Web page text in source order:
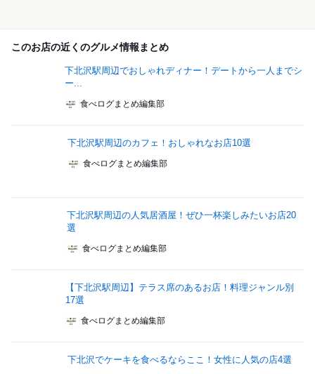
このお店の近くのグルメ情報まとめ
下北沢駅周辺でおしゃれディナー！デートから一人までシ
ー...
食べログまとめ編集部
下北沢駅周辺のカフェ！おしゃれなお店10選
食べログまとめ編集部
下北沢駅周辺の人気居酒屋！ぜひ一杯楽しみたいお店20
選
食べログまとめ編集部
【下北沢駅周辺】テラス席のあるお店！料理ジャンル別
17選
食べログまとめ編集部
下北沢でケーキを食べるならここ！女性に人気の店4選